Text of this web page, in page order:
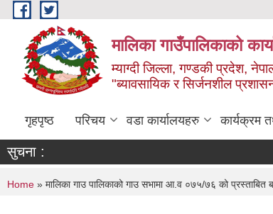
Skip to main content
मालिका गाउँपालिकाको
म्याग्दी जिल्ला, गण्डकी प्रदेश,
"ब्यावसायिक र सिर्जनशील
गृहपृष्ठ परिचय वडा कार्यालयहरु कार्यक्रम
सुचना :
You are here
Home » मालिका गाउ पालिकाको गाउ सभामा आ.व ०७५/७६ को